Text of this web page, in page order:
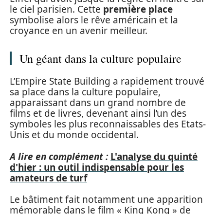
le ciel parisien. Cette première place
symbolise alors le rêve américain et la
croyance en un avenir meilleur.
Un géant dans la culture populaire
L’Empire State Building a rapidement trouvé
sa place dans la culture populaire,
apparaissant dans un grand nombre de
films et de livres, devenant ainsi l’un des
symboles les plus reconnaissables des Etats-
Unis et du monde occidental.
A lire en complément : L'analyse du quinté
d'hier : un outil indispensable pour les
amateurs de turf
Le bâtiment fait notamment une apparition
mémorable dans le film « King Kong » de